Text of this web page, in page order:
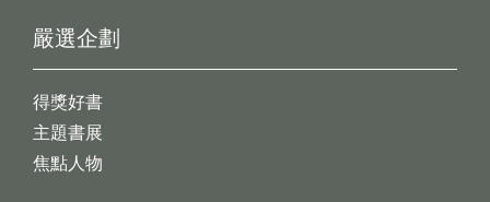
嚴選企劃
得獎好書
主題書展
焦點人物